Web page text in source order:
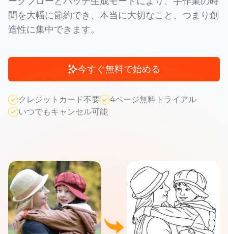
間を大幅に節約でき、本当に大切なこと、つまり創
造性に集中できます。
今すぐ無料で始める
クレジットカード不要
4ページ無料トライアル
いつでもキャンセル可能